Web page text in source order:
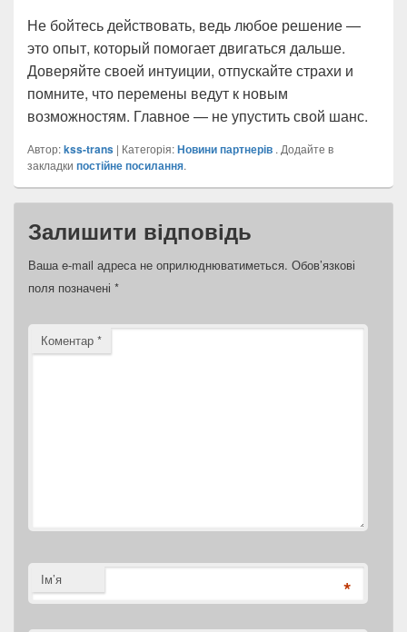
Не бойтесь действовать, ведь любое решение —
это опыт, который помогает двигаться дальше.
Доверяйте своей интуиции, отпускайте страхи и
помните, что перемены ведут к новым
возможностям. Главное — не упустить свой шанс.
Автор:kss-trans | Категорія:Новини партнерів . Додайте в
закладки постійне посилання.
Залишити відповідь
Ваша e-mail адреса не оприлюднюватиметься. Обов’язкові
поля позначені *
Коментар *
Ім’я *